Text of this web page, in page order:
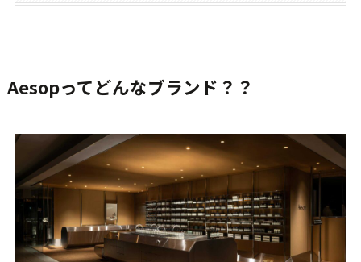
Aesopってどんなブランド？？